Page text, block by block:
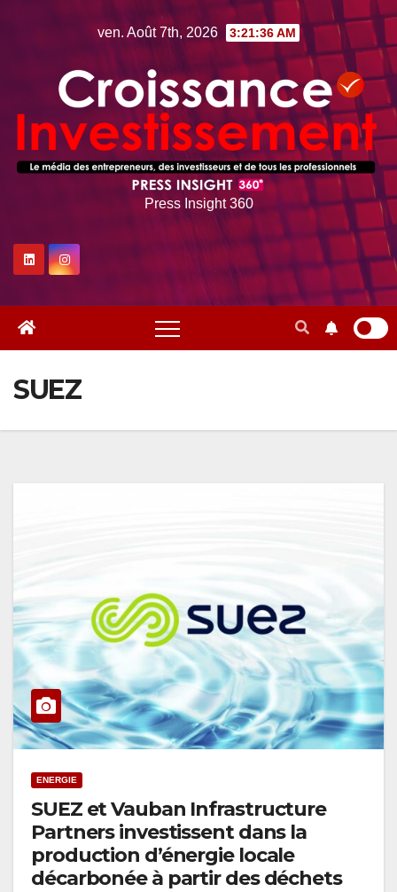
ven. Août 7th, 2026 3:21:37 AM
Press Insight 360
SUEZ
ENERGIE
SUEZ et Vauban Infrastructure
Partners investissent dans la
production d’énergie locale
décarbonée à partir des déchets